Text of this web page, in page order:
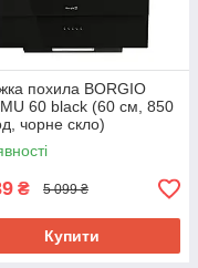
похила BORGIO
60 black (60 см, 850
чорне скло)
₴ 5 099 ₴
Купити